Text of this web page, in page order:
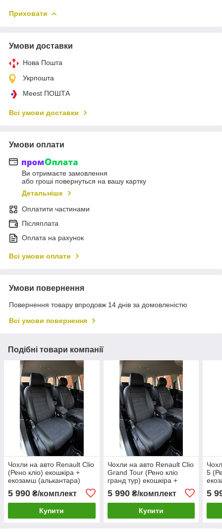
Приховати
Умови доставки
Нова Пошта
Укрпошта
Meest ПОШТА
Всі умови доставки
Умови оплати
Ви отримаєте замовлення
або гроші повернуться на вашу картку
Детальніше
Оплатити частинами
Післяплата
Оплата на рахунок
Всі умови оплати
Умови повернення
Повернення товару впродовж 14 днів за домовленістю
Всі умови повернення
Подібні товари компанії
Чохли на авто Renault Clio
(Рено кліо) екошкіра +
екозамш (алькантара)
5 990 ₴/комплект
Купити
Чохли на авто Renault Clio
Grand Tour (Рено кліо
гранд тур) екошкіра +
5 990₴/комплект
Купити
5
5